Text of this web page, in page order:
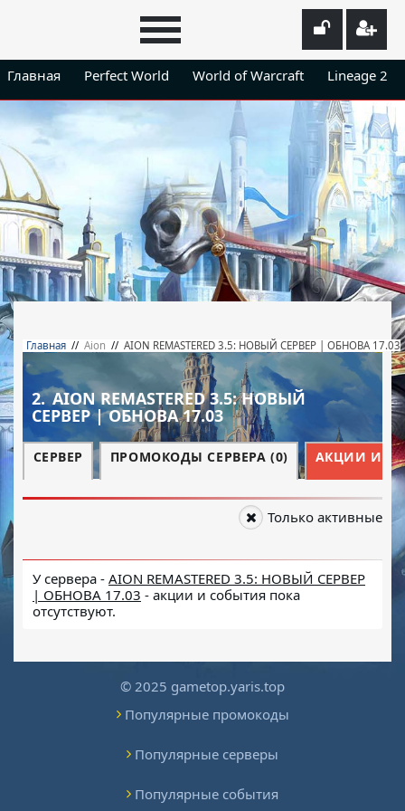
Главная Perfect World World of Warcraft Lineage 2
Главная // Aion // AION REMASTERED 3.5: НОВЫЙ СЕРВЕР | ОБНОВА 17.03
2. AION REMASTERED 3.5: НОВЫЙ
СЕРВЕР | ОБНОВА 17.03
СЕРВЕР ПРОМОКОДЫ СЕРВЕРА (0) АКЦИИ И
Только активные
У сервера - AION REMASTERED 3.5: НОВЫЙ СЕРВЕР
| ОБНОВА 17.03 - акции и события пока
отсутствуют.
© 2025 gametop.yaris.top
Популярные промокоды
Популярные серверы
Популярные события